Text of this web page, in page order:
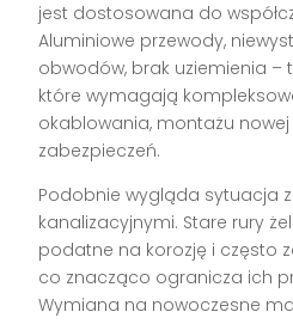
jest dostosowana do
Aluminiowe przewody,
obwodów, brak uziemienia –
które wymagają
okablowania, montażu nowej
zabezpieczeń.
Podobnie wygląda sytuacja
kanalizacyjnymi. Stare rury
podatne na korozję i często
co znacząco ogranicza ich
Wymiana na nowoczesne